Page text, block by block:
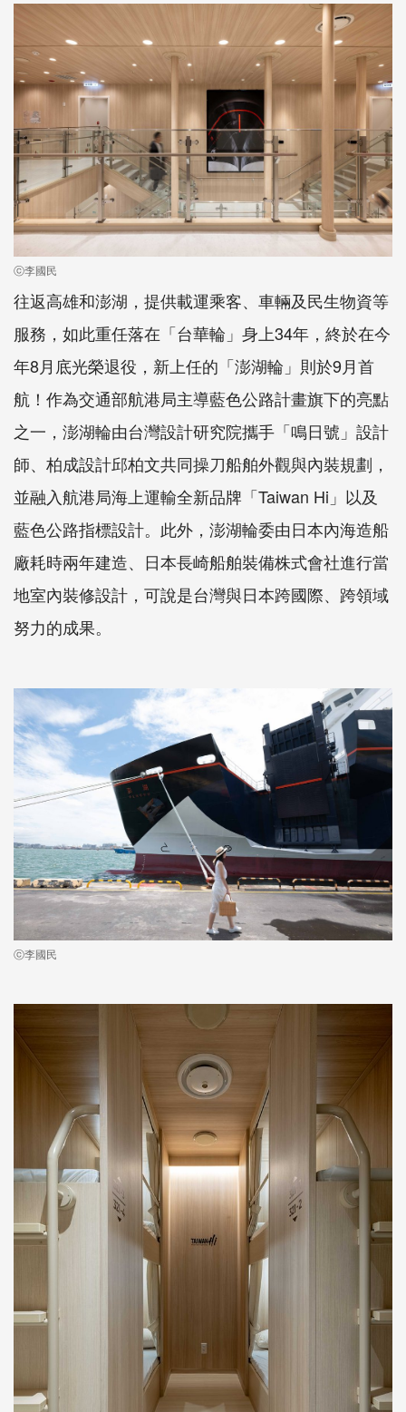
ⓒ李國民
往返高雄和澎湖，提供載運乘客、車輛及民生物資等
服務，如此重任落在「台華輪」身上34年，終於在今
年8月底光榮退役，新上任的「澎湖輪」則於9月首
航！作為交通部航港局主導藍色公路計畫旗下的亮點
之一，澎湖輪由台灣設計研究院攜手「鳴日號」設計
師、柏成設計邱柏文共同操刀船舶外觀與內裝規劃，
並融入航港局海上運輸全新品牌「Taiwan Hi」以及
藍色公路指標設計。此外，澎湖輪委由日本內海造船
廠耗時兩年建造、日本長崎船舶裝備株式會社進行當
地室內裝修設計，可說是台灣與日本跨國際、跨領域
努力的成果。
ⓒ李國民